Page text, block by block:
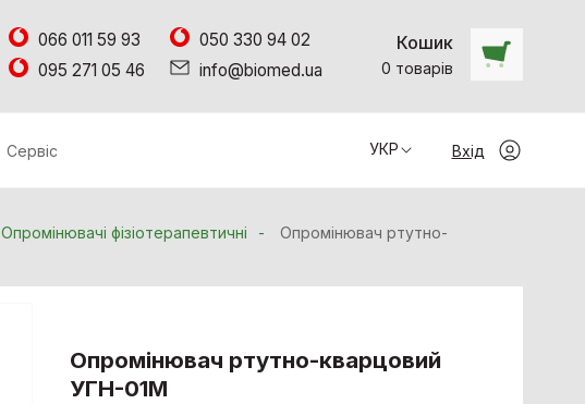
066 011 59 93
050 330 94 02
095 271 05 46
info@biomed.ua
Кошик
0 товарiв
Сервіс УКР Вхід
Опромінювачі фізіотерапевтичні
Опромінювач ртутно-
Опромінювач ртутно-кварцовий
УГН-01М